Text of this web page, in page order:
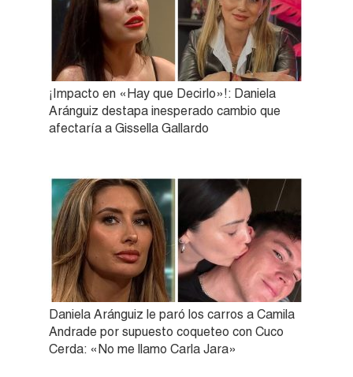
¡Impacto en «Hay que Decirlo»!: Daniela
Aránguiz destapa inesperado cambio que
afectaría a Gissella Gallardo
Daniela Aránguiz le paró los carros a Camila
Andrade por supuesto coqueteo con Cuco
Cerda: «No me llamo Carla Jara»